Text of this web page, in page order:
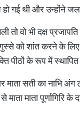
हो गई थी और उन्होंने
तो वो भी दक्ष
को शांत करने के
पीठों के रूप में स्थापित
माता सती का नाभि
माता पूर्णागिरि